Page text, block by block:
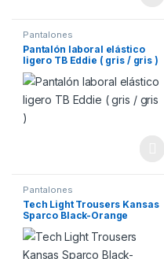
Pantalones
Pantalón laboral elástico
ligero TB Eddie ( gris / gris )
Pantalones
Tech Light Trousers Kansas
Sparco Black-Orange